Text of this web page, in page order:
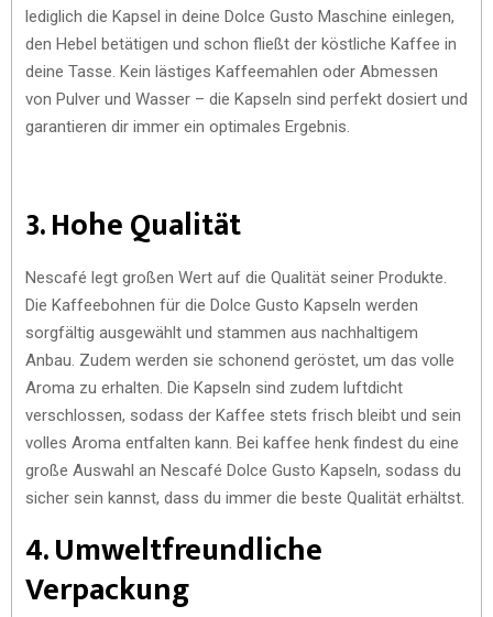
lediglich die Kapsel in deine Dolce Gusto Maschine einlegen,
den Hebel betätigen und schon fließt der köstliche Kaffee in
deine Tasse. Kein lästiges Kaffeemahlen oder Abmessen
von Pulver und Wasser – die Kapseln sind perfekt dosiert und
garantieren dir immer ein optimales Ergebnis.
3. Hohe Qualität
Nescafé legt großen Wert auf die Qualität seiner Produkte.
Die Kaffeebohnen für die Dolce Gusto Kapseln werden
sorgfältig ausgewählt und stammen aus nachhaltigem
Anbau. Zudem werden sie schonend geröstet, um das volle
Aroma zu erhalten. Die Kapseln sind zudem luftdicht
verschlossen, sodass der Kaffee stets frisch bleibt und sein
volles Aroma entfalten kann. Bei kaffee henk findest du eine
große Auswahl an Nescafé Dolce Gusto Kapseln, sodass du
sicher sein kannst, dass du immer die beste Qualität erhältst.
4. Umweltfreundliche
Verpackung